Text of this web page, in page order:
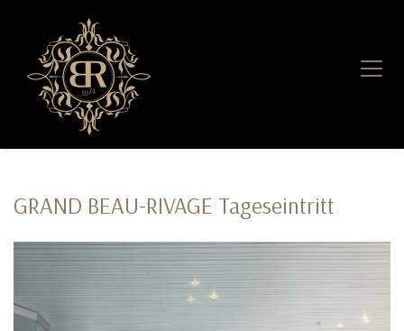
GRAND BEAU-RIVAGE Tageseintritt